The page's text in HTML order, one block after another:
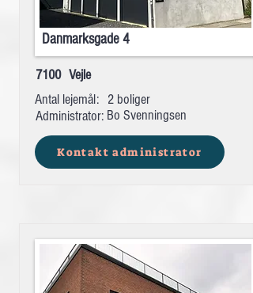
Danmarksgade 4
7100 Vejle
Antal lejemål:
Administrator:
2 boliger
Bo Svenningsen
Kontakt administrator